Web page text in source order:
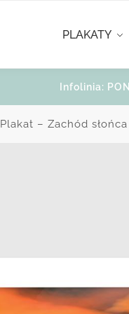
PLAKATY
Infolinia:
Plakat – Zachód słońca